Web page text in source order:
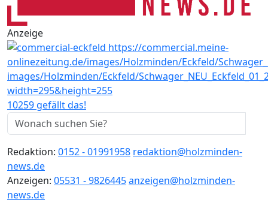
Anzeige
10259 gefällt das!
Redaktion: 0152 - 01991958 redaktion@holzminden-
news.de
Anzeigen: 05531 - 9826445anzeigen@holzminden-
news.de